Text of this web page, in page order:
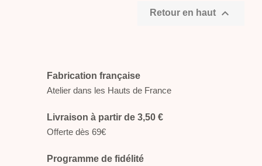
Retour en haut 
Fabrication française
Atelier dans les Hauts de France
Livraison à partir de 3,50 €
Offerte dès 69€
Programme de fidélité